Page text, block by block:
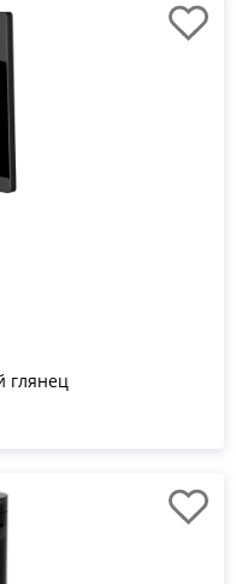
глянец